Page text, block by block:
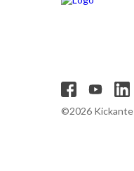
©2026 Kickante